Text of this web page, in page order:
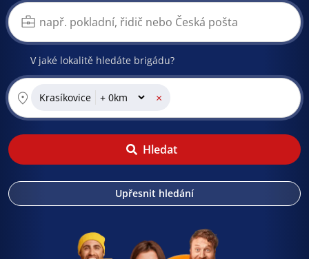
V jaké lokalitě hledáte brigádu?
Krasíkovice ×
Hledat
Upřesnit hledání